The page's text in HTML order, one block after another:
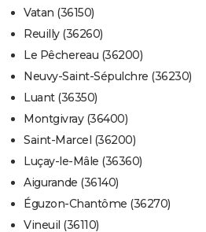
Vatan (36150)
Reuilly (36260)
Le Pêchereau (36200)
Neuvy-Saint-Sépulchre (36230)
Luant (36350)
Montgivray (36400)
Saint-Marcel (36200)
Luçay-le-Mâle (36360)
Aigurande (36140)
Éguzon-Chantôme (36270)
Vineuil (36110)